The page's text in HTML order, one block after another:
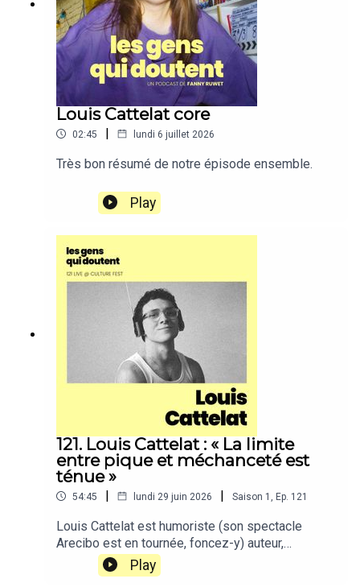
Louis Cattelat core
02:45 | lundi 6 juillet 2026
Très bon résumé de notre épisode ensemble.
Play
121. Louis Cattelat : « La limite
entre pique et méchanceté est
ténue »
54:45 | lundi 29 juin 2026 | Saison 1 Ep. 121
Louis Cattelat est humoriste (son spectacle
Arecibo est en tournée, foncez-y) auteur,
réalisateur & chroniqueur dans l’émission
Quotidien.Dans cet épisode, enregistré en public
Play